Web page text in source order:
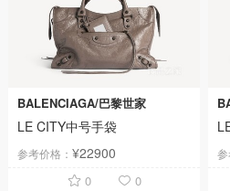
BALENCIAGA/巴黎世家
LE CITY中号手袋
参考价格： ¥22900
0 0